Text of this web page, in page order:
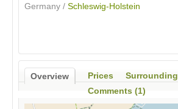
Germany / Schleswig-Holstein
Overview Prices Surrounding
Comments (1)